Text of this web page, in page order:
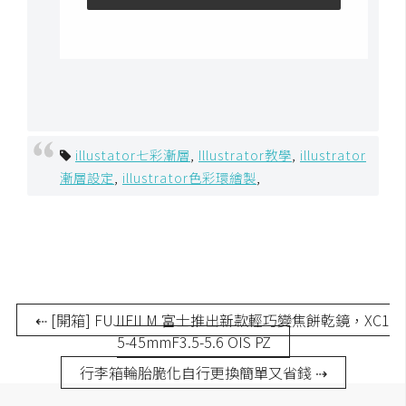
illustator七彩漸層, Illustrator教學, illustrator
漸層設定, illustrator色彩環繪製,
⇠ [開箱] FUJIFILM 富士推出新款輕巧變焦餅乾鏡，XC1
5-45mmF3.5-5.6 OIS PZ
行李箱輪胎脆化自行更換簡單又省錢 ⇢